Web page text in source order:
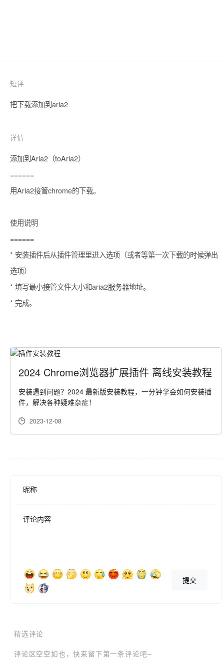
短评
把下载添加到aria2
详情
添加到Aria2（toAria2）
======
用Aria2接管chrome的下载。
使用说明
======
* 安装插件后从插件管理里进入选项（或者等第一次下载的时候弹出
选项）
* 填写最小接管文件大小和aria2服务器地址。
* 完成。
2024 Chrome浏览器扩展插件 离线安装教程
安装遇到问题？2024 最新版安装教程，一分钟学会如何安装插
件，解决各种疑难杂症！
2023-12-08
昵称
评论内容
提交
精选评论
评论区空空如也，快来留下第一条评论吧~